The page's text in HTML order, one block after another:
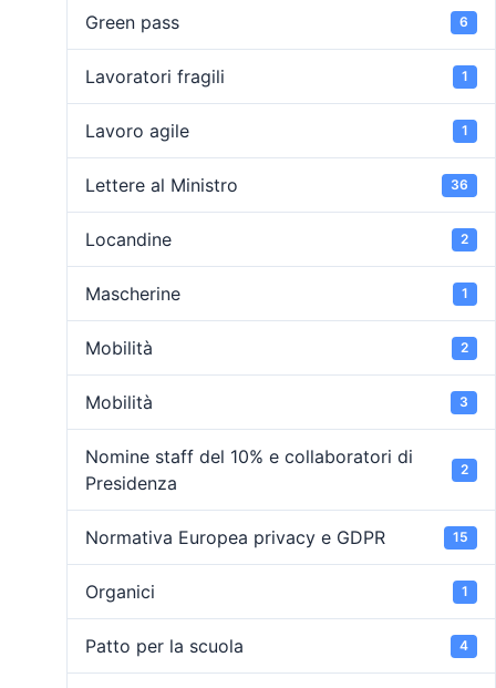
Green pass 6
Lavoratori fragili 1
Lavoro agile 1
Lettere al Ministro 36
Locandine 2
Mascherine 1
Mobilità 2
Mobilità 3
Nomine staff del 10% e collaboratori di
Presidenza
2
Normativa Europea privacy e GDPR 15
Organici 1
Patto per la scuola 4